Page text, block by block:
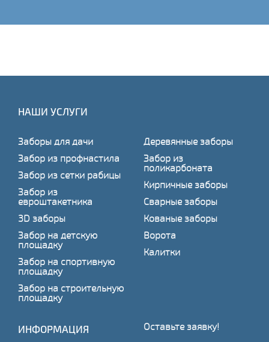
НАШИ УСЛУГИ
Заборы для дачи
Забор из профнастила
Забор из сетки рабицы
Забор из
евроштакетника
3D заборы
Забор на детскую
площадку
Забор на спортивную
площадку
Забор на строительную
площадку
Деревянные заборы
Забор из
поликарбоната
Кирпичные заборы
Сварные заборы
Кованые заборы
Ворота
Калитки
ИНФОРМАЦИЯ Оставьте заявку!